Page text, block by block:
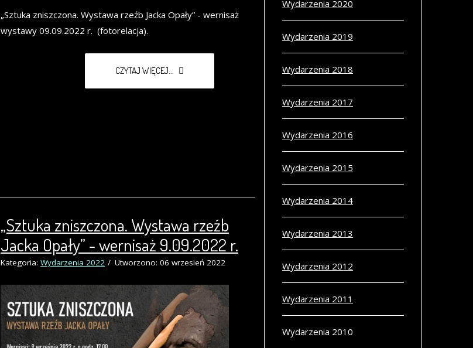
„Sztuka zniszczona. Wystawa rzeźb Jacka Opały” - wernisaż
wystawy 09.09.2022 r. (fotorelacja).
CZYTAJ WIĘCEJ...
„Sztuka zniszczona. Wystawa rzeźb
Jacka Opały” - wernisaż 9.09.2022 r.
Kategoria: Wydarzenia 2022 Utworzono: 06 wrzesień 2022
Wydarzenia 2020
Wydarzenia 2019
Wydarzenia 2018
Wydarzenia 2017
Wydarzenia 2016
Wydarzenia 2015
Wydarzenia 2014
Wydarzenia 2013
Wydarzenia 2012
Wydarzenia 2011
Wydarzenia 2010